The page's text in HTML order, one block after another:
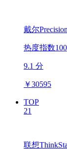
戴尔
热度指数100
9.1 分
￥30595
TOP
21
联想